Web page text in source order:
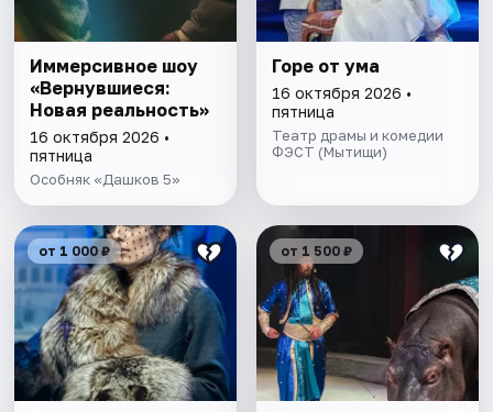
Иммерсивное шоу
«Вернувшиеся:
Новая реальность»
16 октября 2026 •
пятница
Особняк «Дашков 5»
Горе от ума
16 октября 2026 •
пятница
Театр драмы и комедии
ФЭСТ (Мытищи)
от 1 000 ₽ от 1 500 ₽